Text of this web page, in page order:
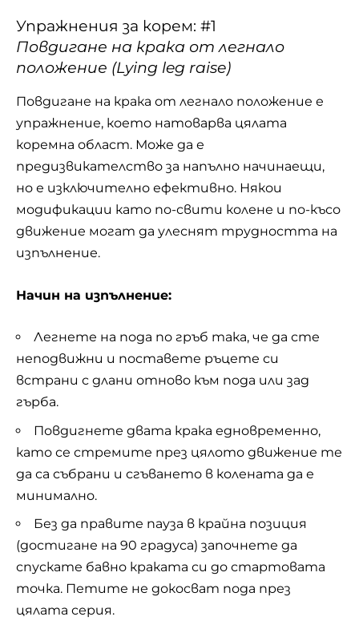
Упражнения за корем: #1
Повдигане на крака от легнало
положение (Lying leg raise)
Повдигане на крака от легнало положение е
упражнение, което натоварва цялата
коремна област. Може да е
предизвикателство за напълно начинаещи,
но е изключително ефективно. Някои
модификации като по-свити колене и по-късо
движение могат да улеснят трудността на
изпълнение.
Начин на изпълнение:
Легнете на пода по гръб така, че да сте
неподвижни и поставете ръцете си
встрани с длани отново към пода или зад
гърба.
Повдигнете двата крака едновременно,
като се стремите през цялото движение те
да са събрани и сгъването в колената да е
минимално.
Без да правите пауза в крайна позиция
(достигане на 90 градуса) започнете да
спускате бавно краката си до стартовата
точка. Петите не докосват пода през
цялата серия.